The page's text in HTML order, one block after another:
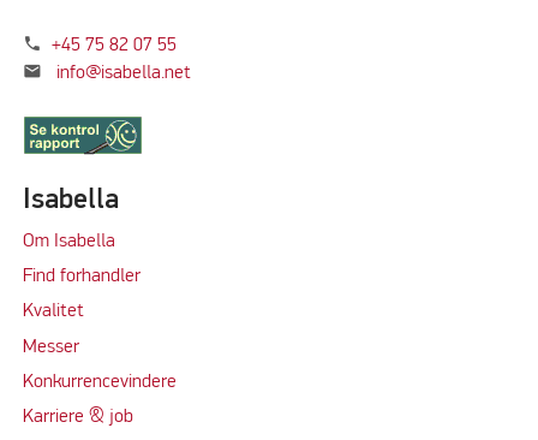
phone +45 75 82 07 55
mail info@isabella.net
Isabella
Om Isabella
Find forhandler
Kvalitet
Messer
Konkurrencevindere
Karriere & job